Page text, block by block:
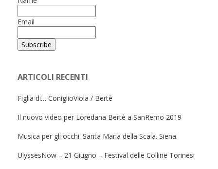
Email
ARTICOLI RECENTI
Figlia di… ConiglioViola / Bertè
Il nuovo video per Loredana Bertè a SanRemo 2019
Musica per gli occhi. Santa Maria della Scala. Siena.
UlyssesNow – 21 Giugno – Festival delle Colline Torinesi